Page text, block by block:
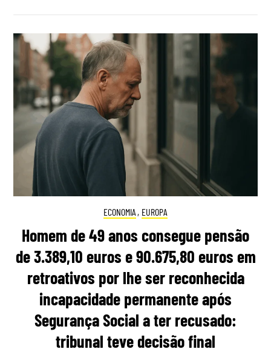
ECONOMIA , EUROPA
Homem de 49 anos consegue pensão
de 3.389,10 euros e 90.675,80 euros em
retroativos por lhe ser reconhecida
incapacidade permanente após
Segurança Social a ter recusado:
tribunal teve decisão final